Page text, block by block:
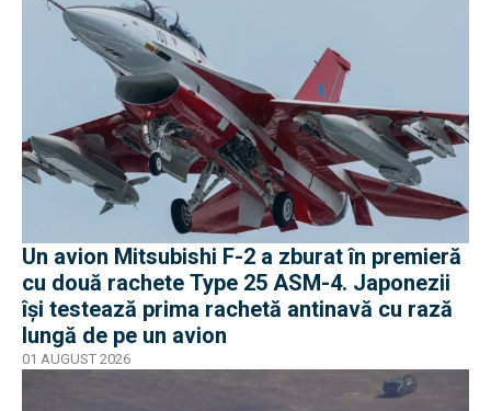
Un avion Mitsubishi F-2 a zburat în premieră
cu două rachete Type 25 ASM-4. Japonezii
își testează prima rachetă antinavă cu rază
lungă de pe un avion
01 AUGUST 2026